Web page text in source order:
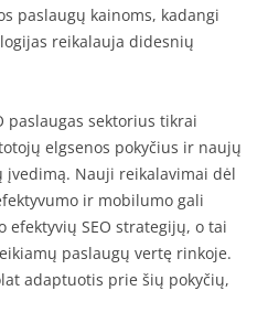
paslaugų kainoms, kadangi
reikalauja didesnių
paslaugas sektorius tikrai
elgsenos pokyčius ir naujų
įvedimą. Nauji reikalavimai dėl
ir mobilumo gali
efektyvių SEO strategijų, o tai
paslaugų vertę rinkoje.
adaptuotis prie šių pokyčių,